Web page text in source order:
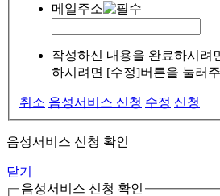
메일주소
작성하신 내용을 완료하시려
하시려면 [수정]버튼을 눌러
취소 음성서비스 신청 수정 신청
음성서비스 신청 확인
닫기
음성서비스 신청 확인